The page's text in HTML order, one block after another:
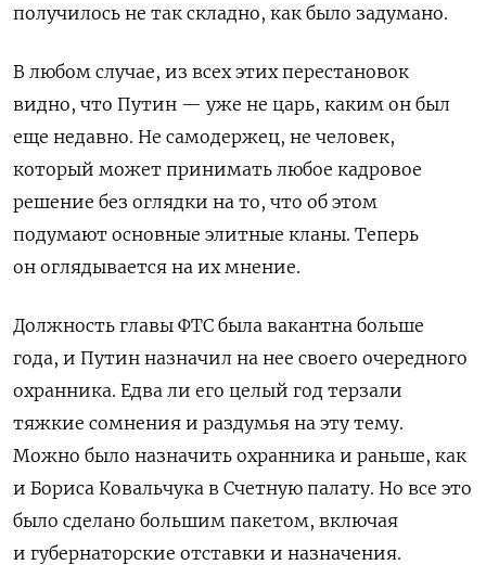
получилось не так складно, как было задумано.
В любом случае, из всех этих перестановок
видно, что Путин — уже не царь, каким он был
еще недавно. Не самодержец, не человек,
который может принимать любое кадровое
решение без оглядки на то, что об этом
подумают основные элитные кланы. Теперь
он оглядывается на их мнение.
Должность главы ФТС была вакантна больше
года, и Путин назначил на нее своего очередного
охранника. Едва ли его целый год терзали
тяжкие сомнения и раздумья на эту тему.
Можно было назначить охранника и раньше, как
и Бориса Ковальчука в Счетную палату. Но все это
было сделано большим пакетом, включая
и губернаторские отставки и назначения.